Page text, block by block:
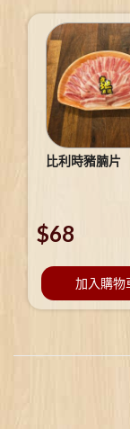
比利時豬腩片
$68
加入購物